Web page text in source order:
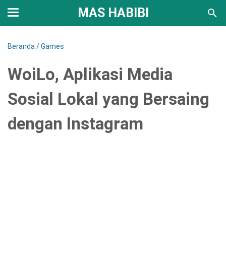
MAS HABIBI
Beranda /Games
WoiLo, Aplikasi Media
Sosial Lokal yang Bersaing
dengan Instagram